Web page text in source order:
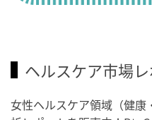
ヘルスケア市場
女性ヘルスケア領域（健